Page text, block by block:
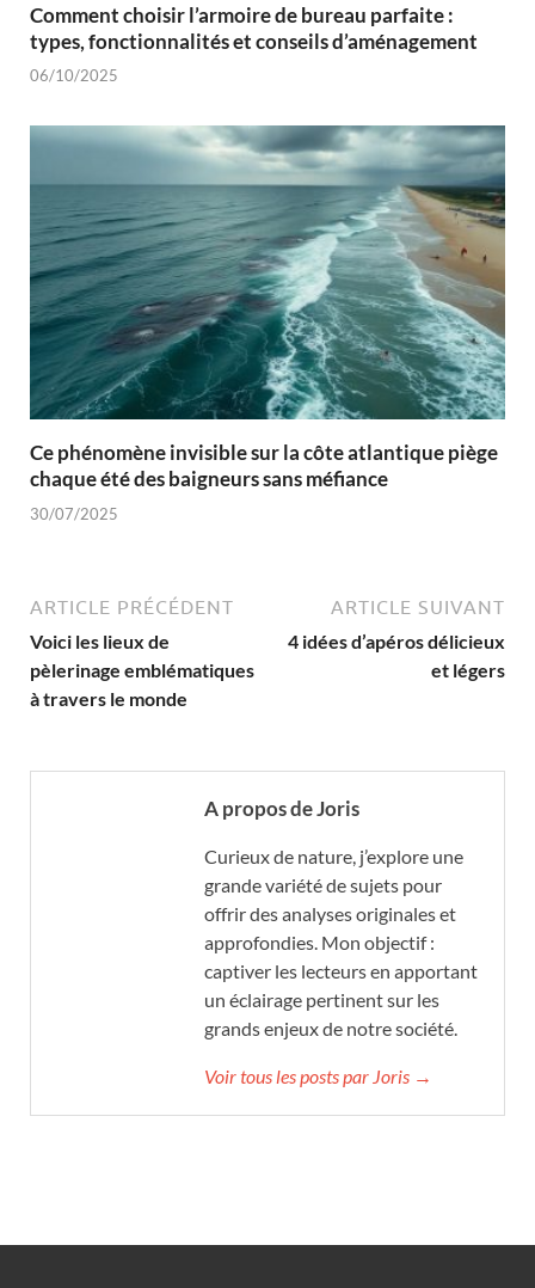
Comment choisir l’armoire de bureau parfaite :
types, fonctionnalités et conseils d’aménagement
06/10/2025
Ce phénomène invisible sur la côte atlantique piège
chaque été des baigneurs sans méfiance
30/07/2025
ARTICLE PRÉCÉDENT
Voici les lieux de
pèlerinage emblématiques
à travers le monde
ARTICLE SUIVANT
4 idées d’apéros délicieux
et légers
A propos de Joris
Curieux de nature, j’explore une
grande variété de sujets pour
offrir des analyses originales et
approfondies. Mon objectif :
captiver les lecteurs en apportant
un éclairage pertinent sur les
grands enjeux de notre société.
Voir tous les posts par Joris →